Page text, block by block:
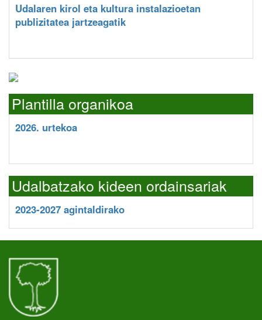
Udalaren kirol eta kultura instalazioetan
publizitatea jartzeagatik
Plantilla organikoa
2026. urtekoa
Udalbatzako kideen ordainsariak
2023-2027 agintaldirako